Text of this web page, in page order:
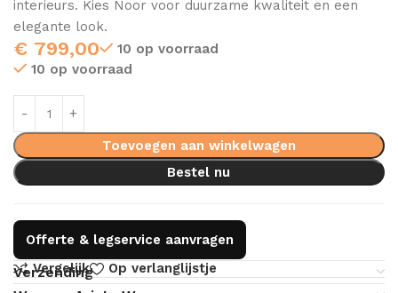
interieurs. Kies Noor voor duurzame kwaliteit en een
elegante look.
€ 799,00
10 op voorraad
10 op voorraad
Toevoegen aan winkelwagen
Bestel nu
Offerte & legservice aanvragen
Vergelijk
Op verlanglijstje
Verzending